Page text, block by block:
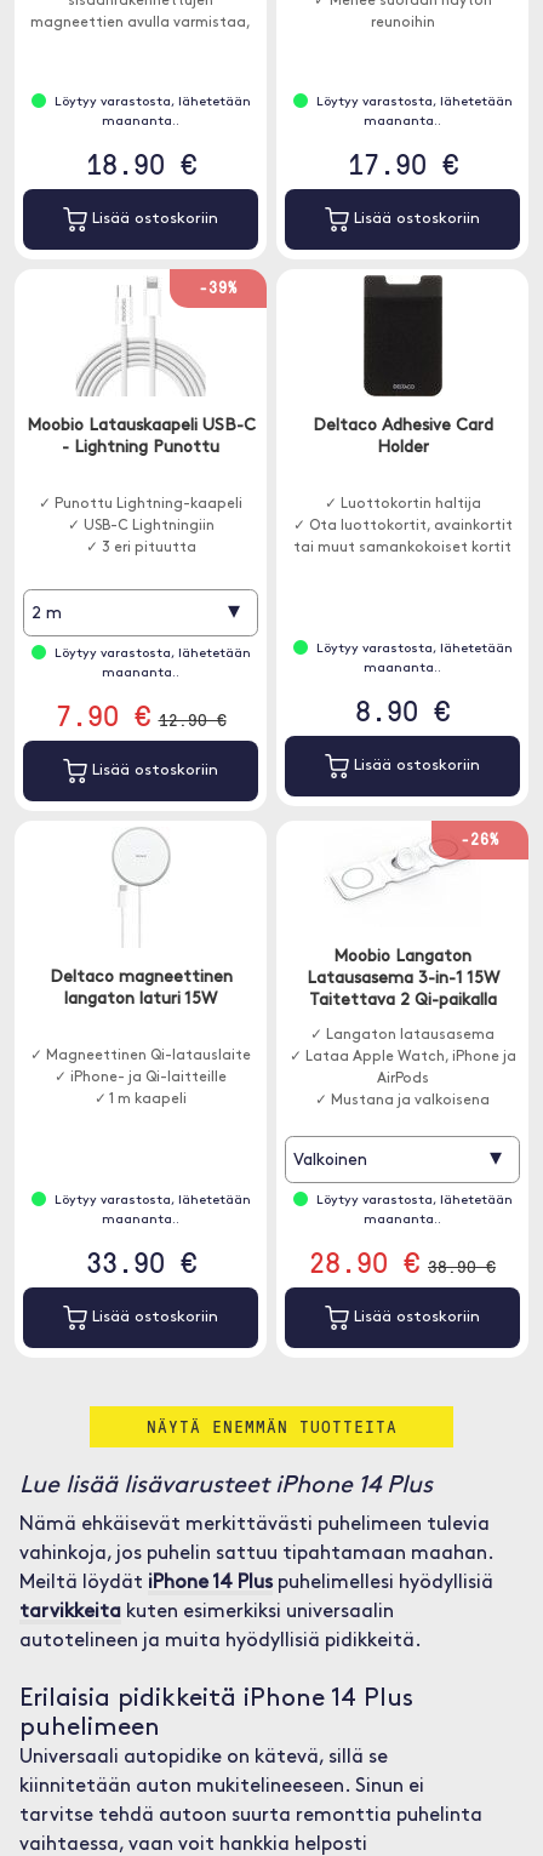
magneettien avulla varmistaa,
Löytyy varastosta, lähetetään
maananta..
18.90 €
Lisää ostoskoriin
reunoihin
Löytyy varastosta, lähetetään
maananta..
17.90 €
Lisää ostoskoriin
-39%
Moobio Latauskaapeli USB-C
- Lightning Punottu
✓ Punottu Lightning-kaapeli
✓ USB-C Lightningiin
✓ 3 eri pituutta
2 m ▾
Löytyy varastosta, lähetetään
maananta..
7.90 € 12.90 €
Lisää ostoskoriin
Deltaco Adhesive Card
Holder
✓ Luottokortin haltija
✓ Ota luottokortit, avainkortit
tai muut samankokoiset kortit
Löytyy varastosta, lähetetään
maananta..
8.90 €
Lisää ostoskoriin
Deltaco magneettinen
langaton laturi 15W
✓ Magneettinen Qi-latauslaite
✓ iPhone- ja Qi-laitteille
✓ 1 m kaapeli
Löytyy varastosta, lähetetään
maananta..
33.90 €
Lisää ostoskoriin
-26%
Moobio Langaton
Latausasema 3-in-1 15W
Taitettava 2 Qi-paikalla
✓ Langaton latausasema
✓ Lataa Apple Watch, iPhone ja
AirPods
✓ Mustana ja valkoisena
Valkoinen ▾
Löytyy varastosta, lähetetään
maananta..
28.90 € 38.90 €
Lisää ostoskoriin
NÄYTÄ ENEMMÄN TUOTTEITA
Lue lisää lisävarusteet iPhone 14 Plus
Nämä ehkäisevät merkittävästi puhelimeen tulevia
vahinkoja, jos puhelin sattuu tipahtamaan maahan.
Meiltä löydät iPhone 14 Pluspuhelimellesi hyödyllisiä
tarvikkeitakuten esimerkiksi universaalin
autotelineen ja muita hyödyllisiä pidikkeitä.
Erilaisia pidikkeitä iPhone 14 Plus
puhelimeen
Universaali autopidike on kätevä, sillä se
kiinnitetään auton mukitelineeseen. Sinun ei
tarvitse tehdä autoon suurta remonttia puhelinta
vaihtaessa, vaan voit hankkia helposti